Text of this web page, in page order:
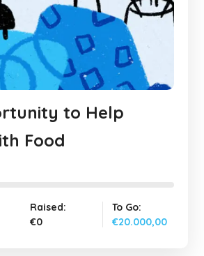
to Help
Food
Raised:
€0
To Go:
€20.000,00